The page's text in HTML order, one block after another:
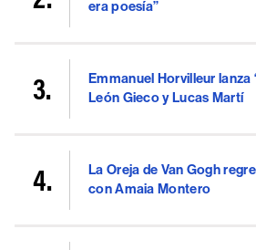
era poesía”
Emmanuel Horvilleur lanza
León Gieco y Lucas Martí
La Oreja de Van Gogh
con Amaia Montero